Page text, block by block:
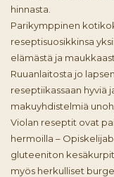
hinnasta.
Parikymppinen
reseptisuosikkinsa
elämästä ja
Ruuanlaitosta jo
reseptiikassaan hyviä
makuyhdistelmiä
Violan reseptit ovat
hermoilla –
gluteeniton
myös herkulliset